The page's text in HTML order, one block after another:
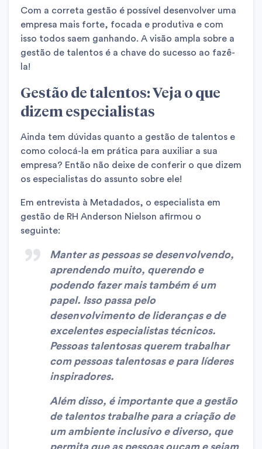
Com a correta gestão é possível desenvolver uma
empresa mais forte, focada e produtiva e com
isso todos saem ganhando. A visão ampla sobre a
gestão de talentos é a chave do sucesso ao fazê-
la!
Gestão de talentos: Veja o que
dizem especialistas
Ainda tem dúvidas quanto a gestão de talentos e
como colocá-la em prática para auxiliar a sua
empresa? Então não deixe de conferir o que dizem
os especialistas do assunto sobre ele!
Em entrevista à Metadados, o especialista em
gestão de RH Anderson Nielson afirmou o
seguinte:
Manter as pessoas se desenvolvendo,
aprendendo muito, querendo e
podendo fazer mais também é um
papel. Isso passa pelo
desenvolvimento de lideranças e de
excelentes especialistas técnicos.
Pessoas talentosas querem trabalhar
com pessoas talentosas e para líderes
inspiradores.
Além disso, é importante que a gestão
de talentos trabalhe para a criação de
um ambiente inclusivo e diverso, que
permita que as pessoas ouçam e sejam